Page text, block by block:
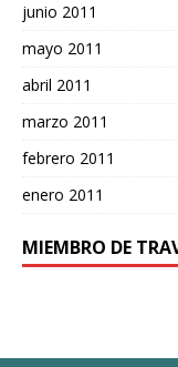
junio 2011
mayo 2011
abril 2011
marzo 2011
febrero 2011
enero 2011
MIEMBRO DE